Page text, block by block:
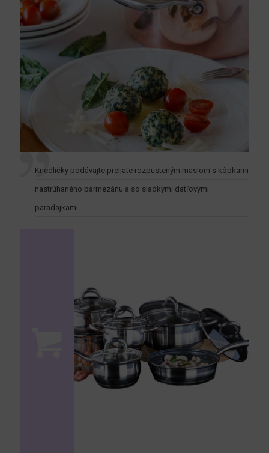
Knedličky podávajte preliate rozpusteným maslom s kôpkami
nastrúhaného parmezánu a so sladkými datľovými
paradajkami.